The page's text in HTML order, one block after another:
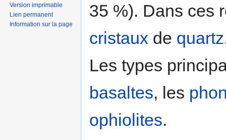
35 %). Dans ces
cristaux de quartz
Les types
basaltes, les
ophiolites.
Version imprimable
Lien permanent
Information sur la page